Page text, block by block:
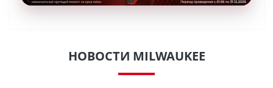
НОВОСТИ MILWAUKEE